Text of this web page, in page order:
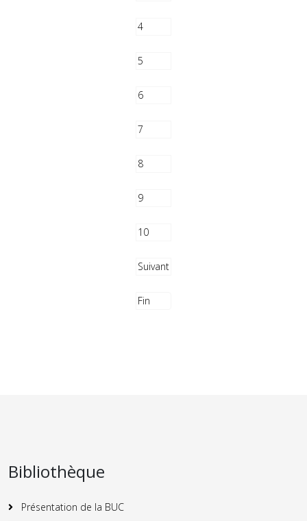
4
5
6
7
8
9
10
Suivant
Fin
Bibliothèque
Présentation de la BUC